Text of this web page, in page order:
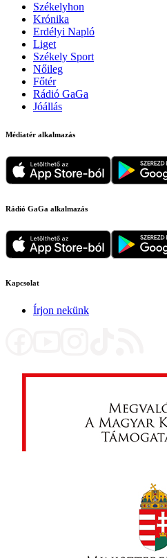
Székelyhon
Krónika
Erdélyi Napló
Liget
Székely Sport
Nőileg
Főtér
Rádió GaGa
Jóállás
Médiatér alkalmazás
Rádió GaGa alkalmazás
Kapcsolat
Írjon nekünk